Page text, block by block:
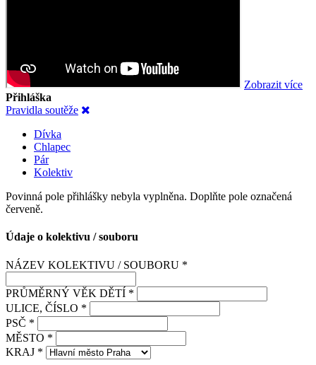
Zobrazit více
Přihláška
Pravidla soutěže
Dívka
Chlapec
Pár
Kolektiv
Povinná pole přihlášky nebyla vyplněna. Doplňte pole označená
červeně.
Údaje o kolektivu / souboru
NÁZEV KOLEKTIVU / SOUBORU *
PRŮMĚRNÝ VĚK DĚTÍ *
ULICE, ČÍSLO *
PSČ *
MĚSTO *
KRAJ *